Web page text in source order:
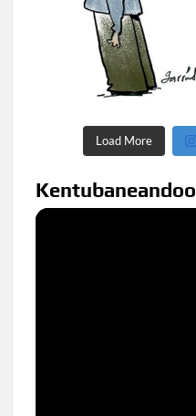
Load More
Kentubaneandoo